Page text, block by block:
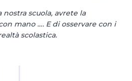
scuola, avrete la
mano …. E di osservare con i
scolastica.